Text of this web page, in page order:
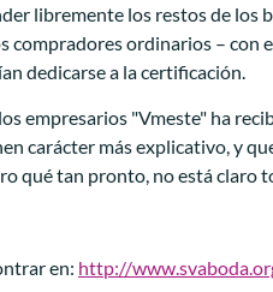
libremente los restos de los
compradores ordinarios – con
dedicarse a la certificación.
empresarios "Vmeste" ha
carácter más explicativo, y
qué tan pronto, no está claro
en: http://